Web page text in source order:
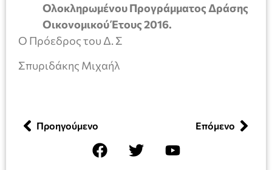
Ολοκληρωμένου Προγράμματος Δράσης
Οικονομικού Έτους 2016.
Ο Πρόεδρος του Δ. Σ
Σπυριδάκης Μιχαήλ
Προηγούμενο Επόμενο